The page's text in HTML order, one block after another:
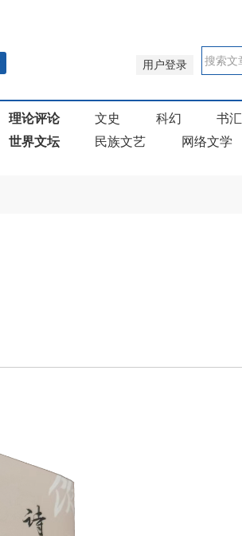
用户登录
理论评论 文史 科幻 书汇
世界文坛
民族文艺 网络文学